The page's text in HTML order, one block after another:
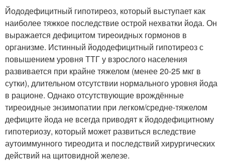
Йододефицитный гипотиреоз, который выступает как
наиболее тяжкое последствие острой нехватки йода. Он
выражается дефицитом тиреоидных гормонов в
организме. Истинный йододефицитный гипотиреоз с
повышением уровня ТТГ у взрослого населения
развивается при крайне тяжелом (менее 20-25 мкг в
сутки), длительном отсутствии нормального уровня йода
в рационе. Однако отсутствующие врождённые
тиреоидные энзимопатии при легком/средне-тяжелом
дефиците йода не всегда приводят к йододефицитному
гипотериозу, который может развиться вследствие
аутоиммунного тиреодита и последствий хирургических
действий на щитовидной железе.